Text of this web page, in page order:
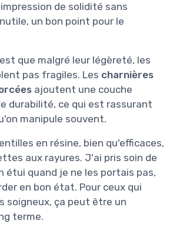
de solidité sans
un bon point pour le
que malgré leur légèreté, les
pas fragiles. Les charnières
ajoutent une couche
durabilité, ce qui est rassurant
manipule souvent.
en résine, bien qu'efficaces,
aux rayures. J'ai pris soin de
étui quand je ne les portais pas,
en bon état. Pour ceux qui
soigneux, ça peut être un
terme.